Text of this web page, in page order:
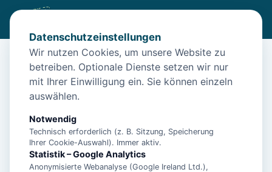
Diese Unterkunft ist aktuell nicht
buchbar
Unterkünfte in der Nähe
Datenschutzeinstellungen
Wir nutzen Cookies, um unsere Website zu
betreiben. Optionale Dienste setzen wir nur
mit Ihrer Einwilligung ein. Sie können einzeln
auswählen.
Notwendig
Technisch erforderlich (z. B. Sitzung, Speicherung
Ihrer Cookie-Auswahl). Immer aktiv.
Statistik – Google Analytics
Anonymisierte Webanalyse (Google Ireland Ltd.),